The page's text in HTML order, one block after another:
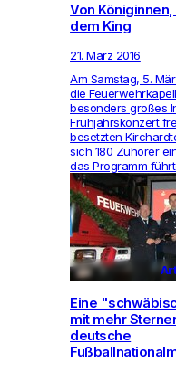
Von
dem King
21. März 2016
Am Samstag, 5.
die
beson­ders großes
Frühjahrs­kon­zert
besetzten
sich 180 Zuhörer
das Pro­gramm
Eine
mit mehr
deutsche